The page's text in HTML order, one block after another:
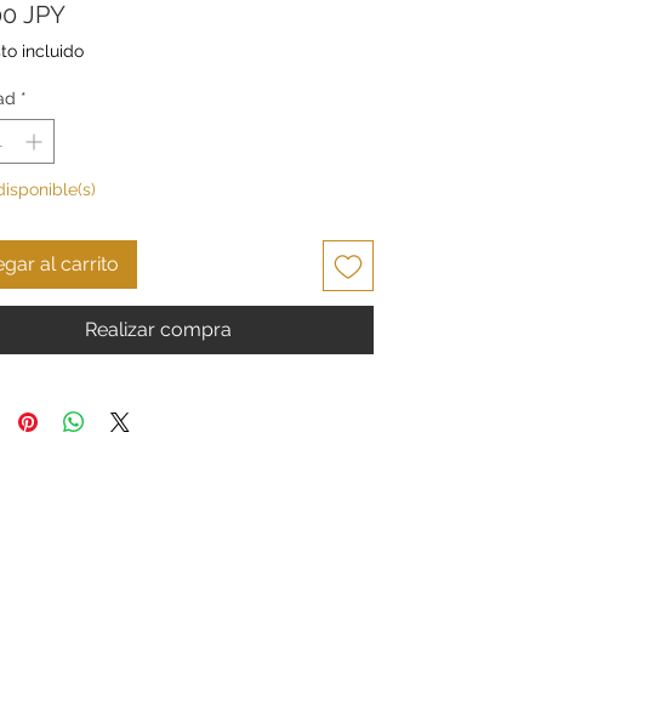
JPYPrecio
incluido
*
al carrito
Realizar compra